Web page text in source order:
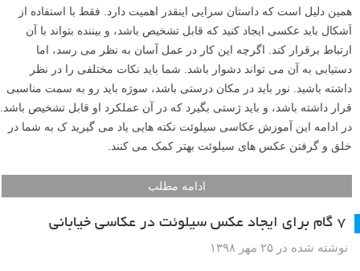
همین دلیل است که داستان سرایی اینقدر اهمیت دارد. فقط با استفاده از
اَشکال باید عکسی ایجاد کنید که قابل تشخیص باشد، و بیننده بتواند با آن
ارتباط برقرار کند. اگرچه این کار در عمل آسان به نظر می رسد، اما
دستیابی به آن می تواند دشوار باشد. شما باید نکات مختلفی را در نظر
داشته باشید. نور باید در مکان درستی باشد، سوژه باید رو به سمت مناسبی
قرار داشته باشد، و باید ژستی بگیرد که در آن عملکرد او قابل تشخیص باشد.
در ادامه این آموزش عکاسی سیلوئت نکته هایی یاد می گیرید ک به شما در
خلق و گرفتن عکس های سیلوئت بهتر کمک می کنند.
ادامه مطلب
۷ گام برای ایجاد عکس سیلوئت در عکاسی خیابانی
نوشته شده در ۲۵ مهر ۱۳۹۸